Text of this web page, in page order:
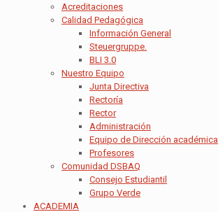
Acreditaciones
Calidad Pedagógica
Información General
Steuergruppe.
BLI 3.0
Nuestro Equipo
Junta Directiva
Rectoría
Rector
Administración
Equipo de Dirección académica
Profesores
Comunidad DSBAQ
Consejo Estudiantil
Grupo Verde
ACADEMIA